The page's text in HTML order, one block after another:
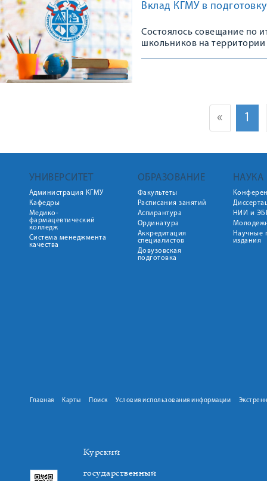
Вклад КГМУ в
Состоялось совещание по
школьников на территории
« 1
УНИВЕРСИТЕТ
Администрация КГМУ
Кафедры
Медико-
фармацевтический
колледж
Система менеджмента
качества
ОБРАЗОВАНИЕ
Факультеты
Расписания занятий
Аспирантура
Ординатура
Аккредитация
специалистов
Довузовская
подготовка
НАУКА
НИИ и
Научные
издания
Главная Карты Поиск Условия использования информации
Курский
государственный